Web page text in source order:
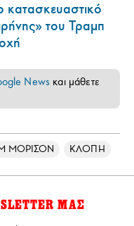
κατασκευαστικό
του Τραμπ
News και μάθετε
ΜΟΡΙΣΟΝ ΚΛΟΠΗ
ΜΑΣ